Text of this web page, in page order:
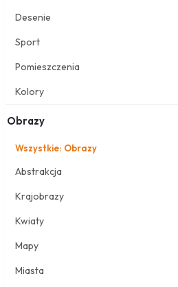
Desenie
Sport
Pomieszczenia
Kolory
Obrazy
Wszystkie: Obrazy
Abstrakcja
Krajobrazy
Kwiaty
Mapy
Miasta